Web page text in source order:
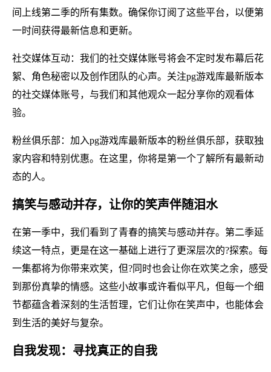
间上线第二季的所有集数。确保你订阅了这些平台，以便第
一时间获得最新信息和更新。
社交媒体互动：我们的社交媒体账号将会不定时发布幕后花
絮、角色秘密以及创作团队的心声。关注pg游戏库最新版本
的社交媒体账号，与我们和其他观众一起分享你的观看体
验。
粉丝俱乐部：加入pg游戏库最新版本的粉丝俱乐部，获取独
家内容和特别优惠。在这里，你将是第一个了解所有最新动
态的人。
搞笑与感动并存，让你的笑声伴随泪水
在第一季中，我们看到了青春的搞笑与感动并存。第二季延
续这一特点，更是在这一基础上进行了更深层次的?探索。每
一集都将为你带来欢笑，但?同时也会让你在欢笑之余，感受
到那份真挚的情感。这些小故事或许看似平凡，但每一个细
节都蕴含着深刻的生活哲理，它们让你在笑声中，也能体会
到生活的美好与复杂。
自我发现：寻找真正的自我